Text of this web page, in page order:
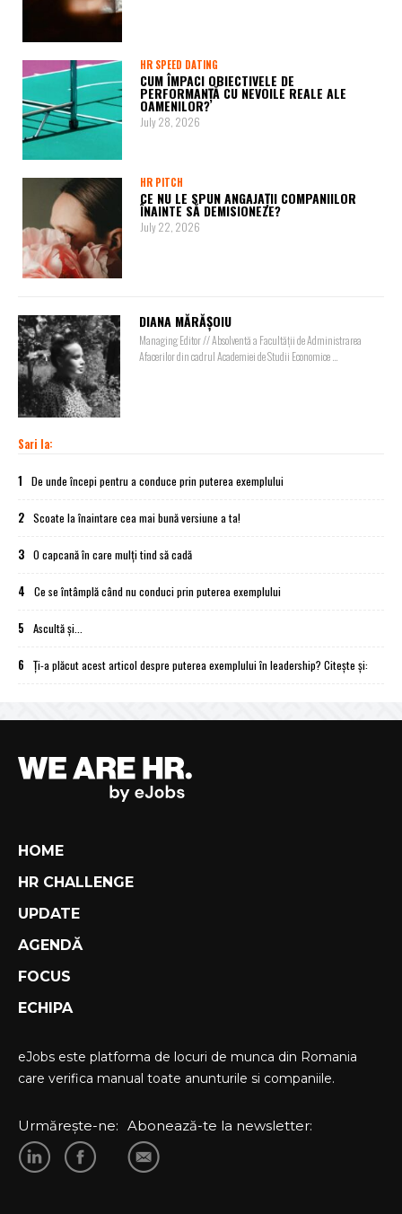
HR SPEED DATING
CUM ÎMPACI OBIECTIVELE DE
PERFORMANȚĂ CU NEVOILE REALE ALE
OAMENILOR?
July 28, 2026
HR PITCH
CE NU LE SPUN ANGAJAȚII COMPANIILOR
ÎNAINTE SĂ DEMISIONEZE?
July 22, 2026
DIANA MĂRĂȘOIU
Managing Editor // Absolventă a Facultății de Administrarea
Afacerilor din cadrul Academiei de Studii Economice ...
Sari la:
1 De unde începi pentru a conduce prin puterea exemplului
2 Scoate la înaintare cea mai bună versiune a ta!
3 O capcană în care mulți tind să cadă
4 Ce se întâmplă când nu conduci prin puterea exemplului
5 Ascultă și...
6 Ți-a plăcut acest articol despre puterea exemplului în leadership? Citește și:
HOME
HR CHALLENGE
UPDATE
AGENDĂ
FOCUS
ECHIPA
eJobs este platforma de locuri de munca din Romania
care verifica manual toate anunturile si companiile.
Urmărește-ne: Abonează-te la newsletter: